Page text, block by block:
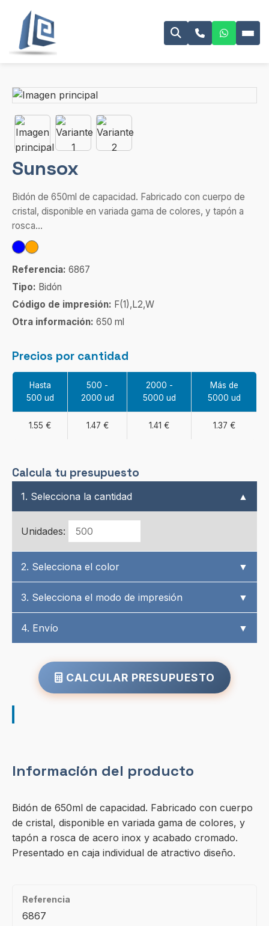
Sunsox
Bidón de 650ml de capacidad. Fabricado con cuerpo de
cristal, disponible en variada gama de colores, y tapón a
rosca...
Referencia: 6867
Tipo: Bidón
Código de impresión: F(1),L2,W
Otra información: 650 ml
Precios por cantidad
Hasta
500 ud
500 -
2000 ud
2000 -
5000 ud
Más de
5000 ud
1.55 € 1.47 € 1.41 € 1.37 €
Calcula tu presupuesto
1. Selecciona la cantidad ▲
Unidades:
2. Selecciona el color ▼
3. Selecciona el modo de impresión ▼
4. Envío ▼
CALCULAR PRESUPUESTO
Información del producto
Bidón de 650ml de capacidad. Fabricado con cuerpo
de cristal, disponible en variada gama de colores, y
tapón a rosca de acero inox y acabado cromado.
Presentado en caja individual de atractivo diseño.
Referencia
6867